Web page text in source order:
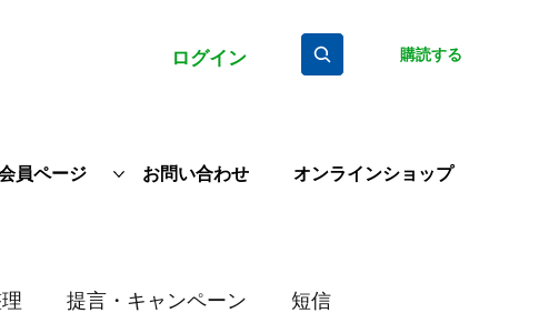
ログイン 購読する
員ページ お問い合わせ オンラインショップ
提言・キャンペーン 短信